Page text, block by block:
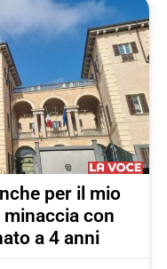
per il mio
con
a 4 anni